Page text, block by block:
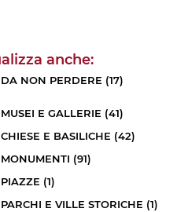
DA NON PERDERE (17)
MUSEI E GALLERIE (41)
CHIESE E BASILICHE (42)
MONUMENTI (91)
PIAZZE (1)
PARCHI E VILLE STORICHE (1)